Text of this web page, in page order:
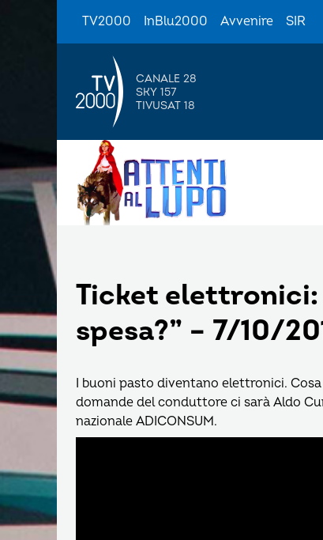
TV2000 InBlu2000 Avvenire SIR
CANALE 28
SKY 157
TIVUSAT 18
Ticket
spesa?” – 7/10/
I buoni pasto diventano elettronici.
domande del conduttore ci sarà Aldo
nazionale ADICONSUM.